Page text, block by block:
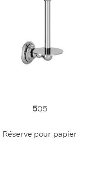
505
Réserve pour papier